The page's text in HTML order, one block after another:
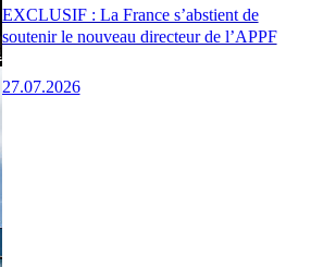
EXCLUSIF : La France s’abstient de
soutenir le nouveau directeur de l’APPF
27.07.2026